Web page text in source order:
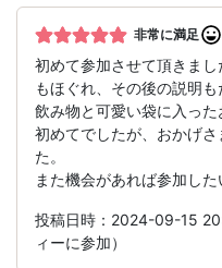
非常に満足
初めて参加させて頂きま
もほぐれ、その後の説明も
飲み物と可愛い袋に入った
初めてでしたが、おかげ
た。
また機会があれば参加した
投稿日時：2024-09-15
ィーに参加）